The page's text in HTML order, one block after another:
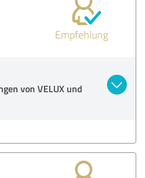
Empfehlung
von VELUX und